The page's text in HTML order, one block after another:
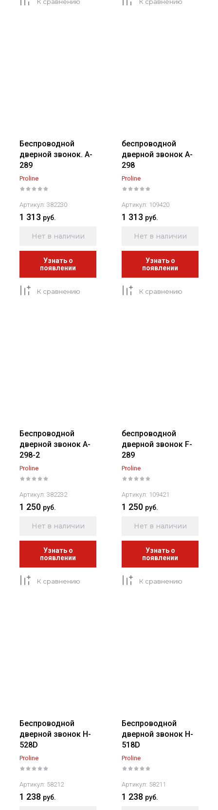
Беспроводной
дверной звонок. A-
289
Proline
Артикул: 382230
1 313 руб.
Нет в наличии
Узнать о
появлении
К сравнению
беспроводной
дверной звонок A-
298
Proline
Артикул: 109420
1 313 руб.
Нет в наличии
Узнать о
появлении
К сравнению
Беспроводной
дверной звонок A-
298-2
Proline
Артикул: 382232
1 250 руб.
Нет в наличии
Узнать о
появлении
К сравнению
беспроводной
дверной звонок F-
289
Proline
Артикул: 109421
1 250 руб.
Нет в наличии
Узнать о
появлении
К сравнению
Беспроводной
дверной звонок H-
528D
Proline
Артикул: 58212
1 238 руб.
Беспроводной
дверной звонок H-
518D
Proline
Артикул: 58211
1 238 руб.